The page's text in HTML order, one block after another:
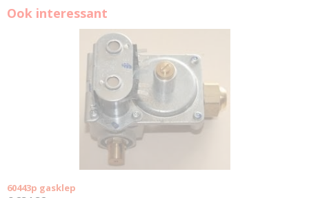
Ook interessant
60443p gasklep